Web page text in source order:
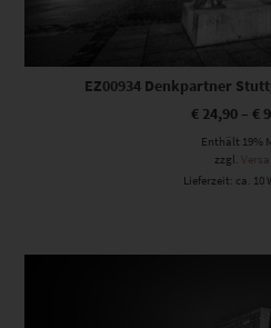
EZ00934 Denkpartner
€ 24,90 – €
Enthält 19%
zzgl.
Lieferzeit: ca. 10
Dieses Produkt weist mehrere Varianten